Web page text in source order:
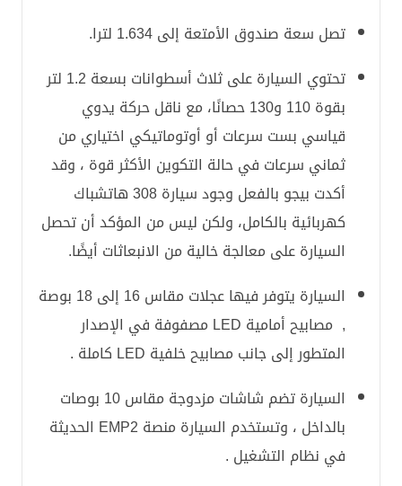
تصل سعة صندوق الأمتعة إلى 1.634 لترا.
تحتوي السيارة على ثلاث أسطوانات بسعة 1.2 لتر
بقوة 110 و130 حصانًا، مع ناقل حركة يدوي
قياسي بست سرعات أو أوتوماتيكي اختياري من
ثماني سرعات في حالة التكوين الأكثر قوة ، وقد
أكدت بيجو بالفعل وجود سيارة 308 هاتشباك
كهربائية بالكامل، ولكن ليس من المؤكد أن تحصل
السيارة على معالجة خالية من الانبعاثات أيضًا.
السيارة يتوفر فيها عجلات مقاس 16 إلى 18 بوصة
, مصابيح أمامية LED مصفوفة في الإصدار
المتطور إلى جانب مصابيح خلفية LED كاملة .
السيارة تضم شاشات مزدوجة مقاس 10 بوصات
بالداخل ، وتستخدم السيارة منصة EMP2 الحديثة
في نظام التشغيل .